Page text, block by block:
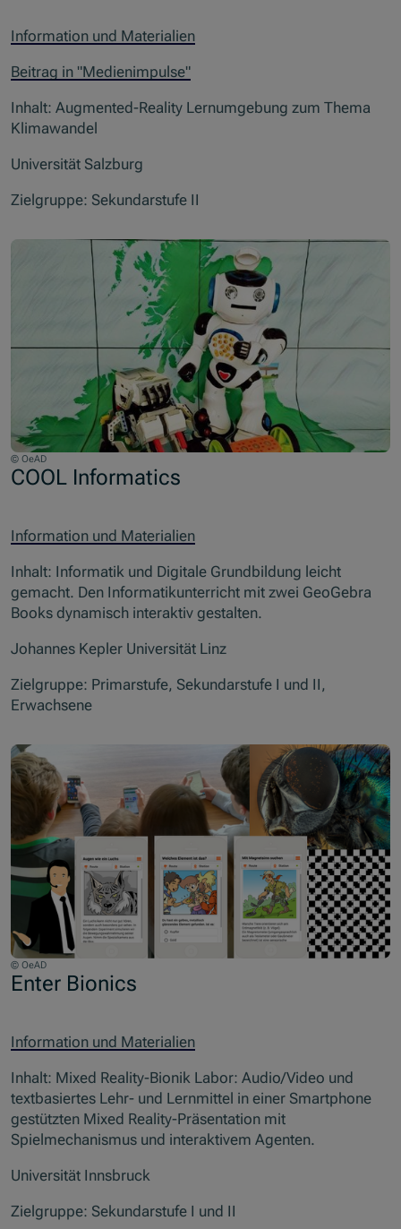
Information und Materialien
Beitrag in "Medienimpulse"
Inhalt: Augmented-Reality Lernumgebung zum Thema
Klimawandel
Universität Salzburg
Zielgruppe: Sekundarstufe II
© OeAD
COOL Informatics
Information und Materialien
Inhalt: Informatik und Digitale Grundbildung leicht
gemacht. Den Informatikunterricht mit zwei GeoGebra
Books dynamisch interaktiv gestalten.
Johannes Kepler Universität Linz
Zielgruppe: Primarstufe, Sekundarstufe I und II,
Erwachsene
© OeAD
Enter Bionics
Information und Materialien
Inhalt: Mixed Reality-Bionik Labor: Audio/Video und
textbasiertes Lehr- und Lernmittel in einer Smartphone
gestützten Mixed Reality-Präsentation mit
Spielmechanismus und interaktivem Agenten.
Universität Innsbruck
Zielgruppe: Sekundarstufe I und II